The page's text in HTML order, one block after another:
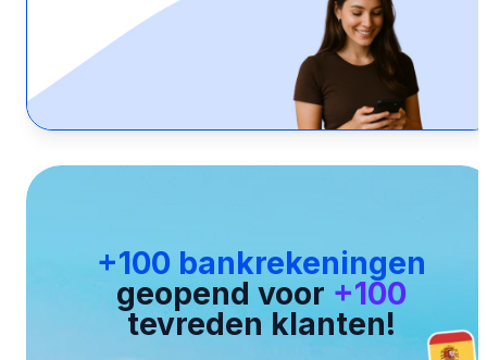
+100 bankrekeningen
geopend voor +100
tevreden klanten!